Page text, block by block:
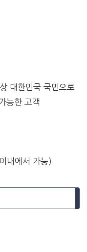
대한민국 국민으로
능한 고객
내에서 가능)